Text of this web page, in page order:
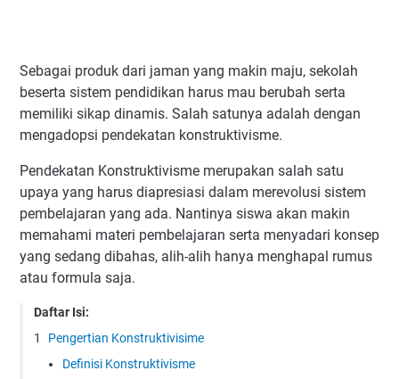
Sebagai produk dari jaman yang makin maju, sekolah
beserta sistem pendidikan harus mau berubah serta
memiliki sikap dinamis. Salah satunya adalah dengan
mengadopsi pendekatan konstruktivisme.
Pendekatan Konstruktivisme merupakan salah satu
upaya yang harus diapresiasi dalam merevolusi sistem
pembelajaran yang ada. Nantinya siswa akan makin
memahami materi pembelajaran serta menyadari konsep
yang sedang dibahas, alih-alih hanya menghapal rumus
atau formula saja.
Daftar Isi:
Pengertian Konstruktivisime
Definisi Konstruktivisme